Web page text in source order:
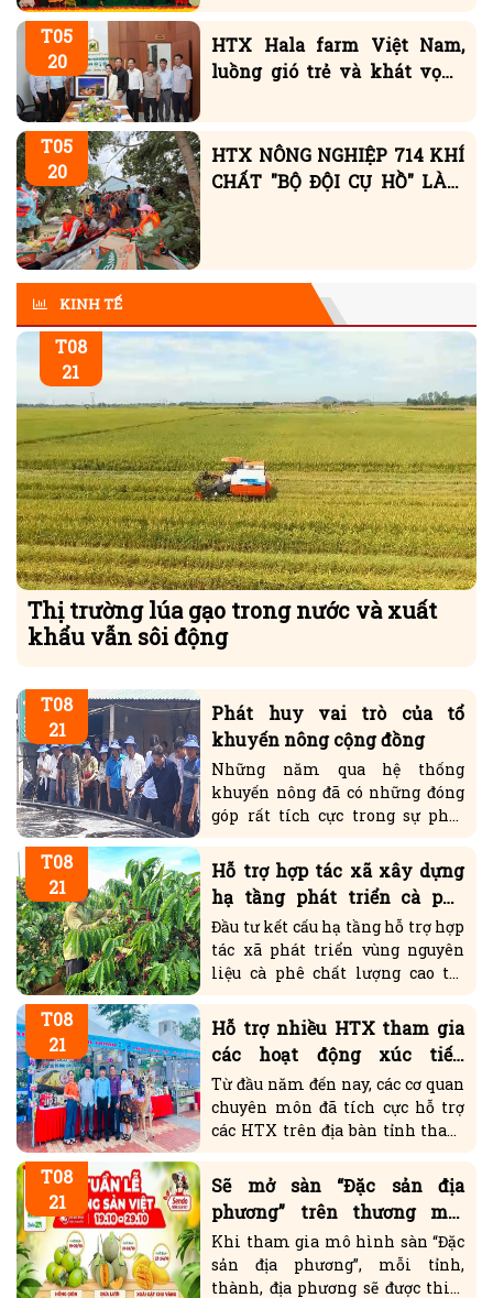
T05
20
luồng gió trẻ và khát vọng
vươn mình trên vùng đất
T05
20
CHẤT "BỘ ĐỘI CỤ HỒ" LÀM
NÊN KINH TẾ XANH
KINH TẾ
21
Thị trường lúa gạo trong nước và xuất
khẩu vẫn sôi động
21
khuyến nông cộng đồng
Những năm qua hệ thống
khuyến nông đã có những đóng
góp rất tích cực trong sự phát
triển nông nghiệp, nông thôn ở
giữa Nhà nước, cơ quan nghiên
cứu khoa học với hộ nông...
T08
21
hạ tầng phát triển cà phê
chất lượng cao
Đầu tư kết cấu hạ tầng hỗ trợ hợp
tác xã phát triển vùng nguyên
liệu cà phê chất lượng cao tại
vùng Tây Nguyên kỳ vọng sẽ tạo
T08
21
các hoạt động xúc tiến
thương mại
Từ đầu năm đến nay, các cơ quan
chuyên môn đã tích cực hỗ trợ
các HTX trên địa bàn tỉnh tham
gia các hoạt động xúc tiến
rộng thị trường tiêu thụ sản
phẩm.
T08
21
phương” trên thương mại
điện tử
Khi tham gia mô hình sàn “Đặc
sản địa phương”, mỗi tỉnh,
thành, địa phương sẽ được thiết
lập một gian hàng đặc sản trên
Chủ tịch Ủy ban Trung ương Mặt trận Tổ quốc Việt Nam gửi
Thư kêu gọi ủng hộ Tháng Nhân đạo năm 2026(14/04/2026,
14:25)
Thể lệ Giải báo chí “Vì sự nghiệp Đại đoàn kết toàn dân tộc”
lần thứ XVII, năm 2025 - 2026
VNMAC phát động cuộc thi trực tuyến nâng cao nhận thức
phòng tránh tai nạn bom mìn, vật nổ
(14/04/2026, 13:53)
(Infographic) Cuộc thi trực tuyến tìm hiểu “50 năm Chiến
thắng Buôn Ma Thuột, giải phóng tỉnh Đắk Lắk (10/3/1975 -
10/3/2025)"(11/02/2025, 07:35)